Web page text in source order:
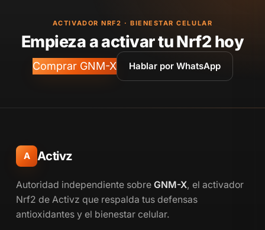
ACTIVADOR NRF2 · BIENESTAR CELULAR
Empieza a activar tu Nrf2 hoy
Comprar GNM-X Hablar por WhatsApp
A Activz
Autoridad independiente sobre GNM-X, el activador
Nrf2 de Activz que respalda tus defensas
antioxidantes y el bienestar celular.